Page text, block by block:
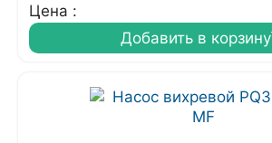
Цена :
Добавить в корзину